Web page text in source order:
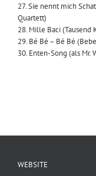
27. Sie nennt mich
Quartett)
28. Mille Baci (Tausend
29. Bé Bé – Bé Bé
30. Enten-Song (als Mr.
WEBSITE